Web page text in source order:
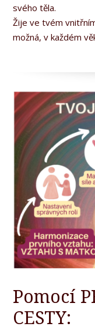
svého těla.
Žije ve tvém
možná, v každém
Pomocí
CESTY: